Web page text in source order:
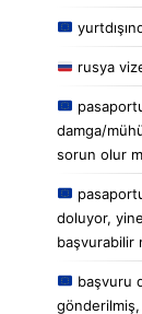
rusya
damga/
sorun olur
doluyor,
başvurabilir
başvuru
gönderilmiş,